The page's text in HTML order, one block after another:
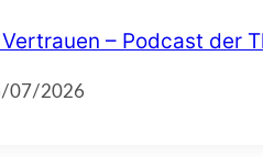
– Podcast der
07/2026